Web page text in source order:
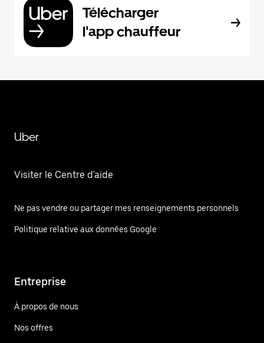
Télécharger
l'app chauffeur
Uber
Visiter le Centre d'aide
Ne pas vendre ou partager mes renseignements personnels
Politique relative aux données Google
Entreprise
À propos de nous
Nos offres